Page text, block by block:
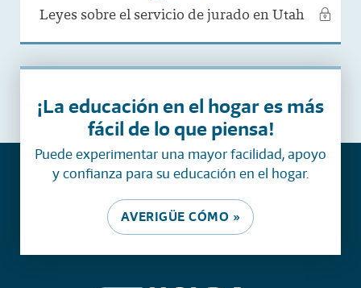
Leyes sobre el servicio de jurado en Utah
¡La educación en el hogar es más
fácil de lo que piensa!
Puede experimentar una mayor facilidad, apoyo
y confianza para su educación en el hogar.
AVERIGÜE CÓMO »